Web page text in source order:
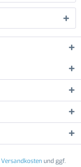
Versandkostenund ggf.